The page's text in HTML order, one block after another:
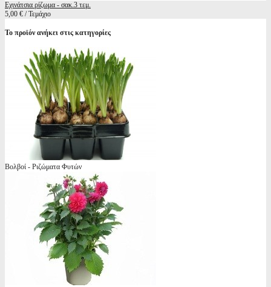
Εχινάτσια ρίζωμα - σακ.3 τεμ.
5,00 € / Τεμάχιο
Το προϊόν ανήκει στις κατηγορίες
Βολβοί - Ριζώματα Φυτών